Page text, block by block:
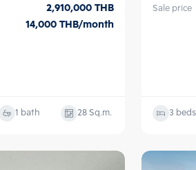
2,910,000THB
14,000THB/month
1 bath 28Sq.m.
Sale price
3 beds